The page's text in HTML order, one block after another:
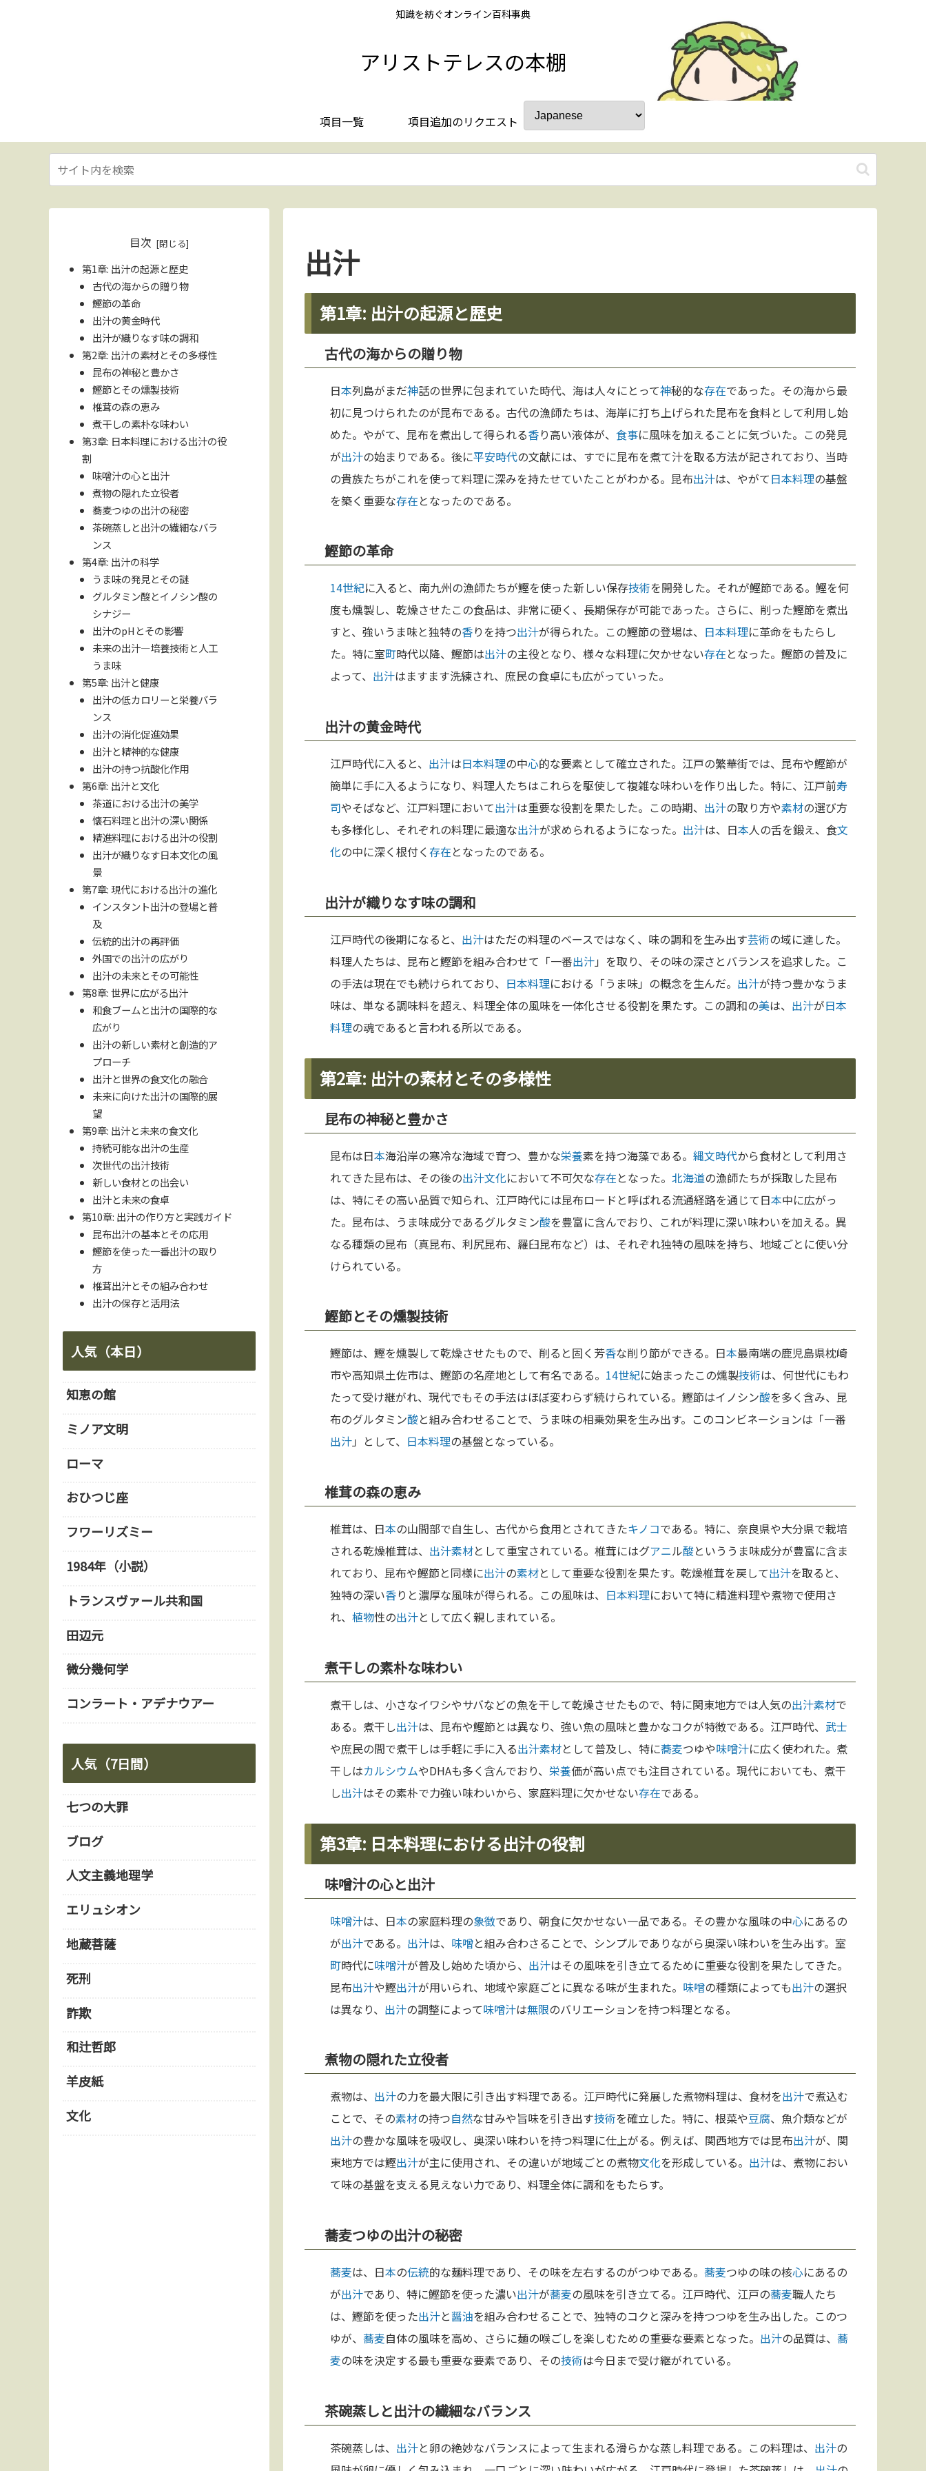
知識を紡ぐオンライン百科事典
アリストテレスの本棚
項目一覧 項目追加のリクエスト
出汁
第1章: 出汁の起源と歴史
古代の海からの贈り物
日本列島がまだ神話の世界に包まれていた時代、海は人々にとって神秘的な存在であった。その海から最
初に見つけられたのが昆布である。古代の漁師たちは、海岸に打ち上げられた昆布を食料として利用し始
めた。やがて、昆布を煮出して得られる香り高い液体が、 食事に風味を加えることに気づいた。この発見
が出汁の始まりである。後に平安時代の文献には、すでに昆布を煮て汁を取る方法が記されており、当時
の貴族たちがこれを使って料理に深みを持たせていたことがわかる。昆布出汁は、やがて日本料理の基盤
を築く重要な存在となったのである。
鰹節の革命
14世紀に入ると、南九州の漁師たちが鰹を使った新しい保存技術を開発した。それが鰹節である。鰹を何
度も燻製し、乾燥させたこの食品は、非常に硬く、長期保存が可能であった。さらに、削った鰹節を煮出
すと、強いうま味と独特の香りを持つ出汁が得られた。この鰹節の登場は、 日本料理に革命をもたらし
た。特に室町時代以降、鰹節は出汁の主役となり、様々な料理に欠かせない存在となった。鰹節の普及に
よって、 出汁はますます洗練され、庶民の食卓にも広がっていった。
出汁の黄金時代
江戸時代に入ると、 出汁は日本料理の中心的な要素として確立された。江戸の繁華街では、昆布や鰹節が
簡単に手に入るようになり、料理人たちはこれらを駆使して複雑な味わいを作り出した。特に、江戸前寿
司やそばなど、江戸料理において出汁は重要な役割を果たした。この時期、 出汁の取り方や素材の選び方
も多様化し、それぞれの料理に最適な出汁が求められるようになった。 出汁は、日本人の舌を鍛え、食文
化の中に深く根付く存在となったのである。
出汁が織りなす味の調和
江戸時代の後期になると、 出汁はただの料理のベースではなく、味の調和を生み出す芸術の域に達した。
料理人たちは、昆布と鰹節を組み合わせて「一番出汁」を取り、その味の深さとバランスを追求した。こ
の手法は現在でも続けられており、 日本料理における「うま味」の概念を生んだ。 出汁が持つ豊かなうま
味は、単なる調味料を超え、料理全体の風味を一体化させる役割を果たす。この調和の美は、 出汁が日本
料理の魂であると言われる所以である。
第2章: 出汁の素材とその多様性
昆布の神秘と豊かさ
昆布は日本海沿岸の寒冷な海域で育つ、豊かな栄養素を持つ海藻である。 縄文時代から食材として利用さ
れてきた昆布は、その後の出汁文化において不可欠な存在となった。 北海道の漁師たちが採取した昆布
は、特にその高い品質で知られ、江戸時代には昆布ロードと呼ばれる流通経路を通じて日本中に広がっ
た。昆布は、うま味成分であるグルタミン酸を豊富に含んでおり、これが料理に深い味わいを加える。異
なる種類の昆布（真昆布、利尻昆布、羅臼昆布など）は、それぞれ独特の風味を持ち、地域ごとに使い分
けられている。
鰹節とその燻製技術
鰹節は、鰹を燻製して乾燥させたもので、削ると固く芳香な削り節ができる。日本最南端の鹿児島県枕崎
市や高知県土佐市は、鰹節の名産地として有名である。 14世紀に始まったこの燻製技術は、何世代にもわ
たって受け継がれ、現代でもその手法はほぼ変わらず続けられている。鰹節はイノシン酸を多く含み、昆
布のグルタミン酸と組み合わせることで、うま味の相乗効果を生み出す。このコンビネーションは「一番
出汁」として、 日本料理の基盤となっている。
椎茸の森の恵み
椎茸は、日本の山間部で自生し、古代から食用とされてきたキノコである。特に、奈良県や大分県で栽培
される乾燥椎茸は、 出汁素材として重宝されている。椎茸にはグアニル酸といううま味成分が豊富に含ま
れており、昆布や鰹節と同様に出汁の素材として重要な役割を果たす。乾燥椎茸を戻して出汁を取ると、
独特の深い香りと濃厚な風味が得られる。この風味は、 日本料理において特に精進料理や煮物で使用さ
れ、 植物性の出汁として広く親しまれている。
煮干しの素朴な味わい
煮干しは、小さなイワシやサバなどの魚を干して乾燥させたもので、特に関東地方では人気の出汁素材で
ある。煮干し出汁は、昆布や鰹節とは異なり、強い魚の風味と豊かなコクが特徴である。江戸時代、 武士
や庶民の間で煮干しは手軽に手に入る出汁素材として普及し、特に蕎麦つゆや味噌汁に広く使われた。煮
干しはカルシウムやDHAも多く含んでおり、 栄養価が高い点でも注目されている。現代においても、煮干
し出汁はその素朴で力強い味わいから、家庭料理に欠かせない存在である。
第3章: 日本料理における出汁の役割
味噌汁の心と出汁
味噌汁は、日本の家庭料理の象徴であり、朝食に欠かせない一品である。その豊かな風味の中心にあるの
が出汁である。 出汁は、 味噌と組み合わさることで、シンプルでありながら奥深い味わいを生み出す。室
町時代に味噌汁が普及し始めた頃から、 出汁はその風味を引き立てるために重要な役割を果たしてきた。
昆布出汁や鰹出汁が用いられ、地域や家庭ごとに異なる味が生まれた。 味噌の種類によっても出汁の選択
は異なり、 出汁の調整によって味噌汁は無限のバリエーションを持つ料理となる。
煮物の隠れた立役者
煮物は、 出汁の力を最大限に引き出す料理である。江戸時代に発展した煮物料理は、食材を出汁で煮込む
ことで、その素材の持つ自然な甘みや旨味を引き出す技術を確立した。特に、根菜や豆腐、魚介類などが
出汁の豊かな風味を吸収し、奥深い味わいを持つ料理に仕上がる。例えば、関西地方では昆布出汁が、関
東地方では鰹出汁が主に使用され、その違いが地域ごとの煮物文化を形成している。 出汁は、煮物におい
て味の基盤を支える見えない力であり、料理全体に調和をもたらす。
蕎麦つゆの出汁の秘密
蕎麦は、日本の伝統的な麺料理であり、その味を左右するのがつゆである。 蕎麦つゆの味の核心にあるの
が出汁であり、特に鰹節を使った濃い出汁が蕎麦の風味を引き立てる。江戸時代、江戸の蕎麦職人たち
は、鰹節を使った出汁と醤油を組み合わせることで、独特のコクと深みを持つつゆを生み出した。このつ
ゆが、 蕎麦自体の風味を高め、さらに麺の喉ごしを楽しむための重要な要素となった。 出汁の品質は、 蕎
麦の味を決定する最も重要な要素であり、その技術は今日まで受け継がれている。
茶碗蒸しと出汁の繊細なバランス
茶碗蒸しは、 出汁と卵の絶妙なバランスによって生まれる滑らかな蒸し料理である。この料理は、 出汁の
目次
第1章: 出汁の起源と歴史
古代の海からの贈り物
鰹節の革命
出汁の黄金時代
出汁が織りなす味の調和
第2章: 出汁の素材とその多様性
昆布の神秘と豊かさ
鰹節とその燻製技術
椎茸の森の恵み
煮干しの素朴な味わい
第3章: 日本料理における出汁の役
割
味噌汁の心と出汁
煮物の隠れた立役者
蕎麦つゆの出汁の秘密
茶碗蒸しと出汁の繊細なバラ
ンス
第4章: 出汁の科学
うま味の発見とその謎
グルタミン酸とイノシン酸の
シナジー
出汁のpHとその影響
未来の出汁—培養技術と人工
うま味
第5章: 出汁と健康
出汁の低カロリーと栄養バラ
ンス
出汁の消化促進効果
出汁と精神的な健康
出汁の持つ抗酸化作用
第6章: 出汁と文化
茶道における出汁の美学
懐石料理と出汁の深い関係
精進料理における出汁の役割
出汁が織りなす日本文化の風
景
第7章: 現代における出汁の進化
インスタント出汁の登場と普
及
伝統的出汁の再評価
外国での出汁の広がり
出汁の未来とその可能性
第8章: 世界に広がる出汁
和食ブームと出汁の国際的な
広がり
出汁の新しい素材と創造的ア
プローチ
出汁と世界の食文化の融合
未来に向けた出汁の国際的展
望
第9章: 出汁と未来の食文化
持続可能な出汁の生産
次世代の出汁技術
新しい食材との出会い
出汁と未来の食卓
第10章: 出汁の作り方と実践ガイド
昆布出汁の基本とその応用
鰹節を使った一番出汁の取り
方
椎茸出汁とその組み合わせ
出汁の保存と活用法
人気（本日）
知恵の館
ミノア文明
ローマ
おひつじ座
フワーリズミー
1984年（小説）
トランスヴァール共和国
田辺元
微分幾何学
コンラート・アデナウアー
人気（7日間）
七つの大罪
ブログ
人文主義地理学
エリュシオン
地蔵菩薩
死刑
詐欺
和辻哲郎
羊皮紙
文化